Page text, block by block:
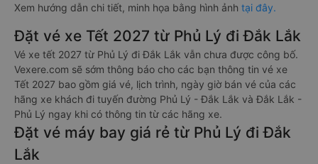
Xem hướng dẫn chi tiết, minh họa bằng hình ảnh tại đây.
Đặt vé xe Tết 2027 từ Phủ Lý đi Đắk Lắk
Vé xe tết 2027 từ Phủ Lý đi Đắk Lắk vẫn chưa được công bố.
Vexere.com sẽ sớm thông báo cho các bạn thông tin vé xe
Tết 2027 bao gồm giá vé, lịch trình, ngày giờ bán vé của các
hãng xe khách đi tuyến đường Phủ Lý - Đắk Lắk và Đắk Lắk -
Phủ Lý ngay khi có thông tin từ các hãng xe.
Đặt vé máy bay giá rẻ từ Phủ Lý đi Đắk
Lắk